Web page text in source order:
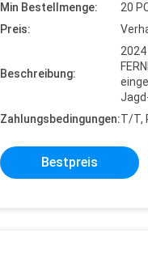
Min Bestellmenge:
20
Preis:
Beschreibung:
2024
Zahlungsbedingungen:T/T,
Bestpreis